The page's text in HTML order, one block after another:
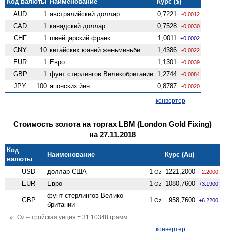
AUD
1 австралийский доллар 0,7221 -0.0012
CAD 1 канадский доллар 0,7528 -0.0030
CHF 1 швейцарский франк 1,0011 +0.0002
CNY 10 китайских юаней женьминьби 1,4386 -0.0022
EUR 1 Евро 1,1301 -0.0039
GBP 1 фунт стерлингов Велико­британии 1,2744 -0.0084
JPY 100 японских йен 0,8787 -0.0020
конвертер
Стоимость золота на торгах LBM (London Gold Fixing)
на 27.11.2018
Код
валюты
Наименование Курс (Au)
USD доллар США 1 Oz 1221,2000 -2.2000
EUR Евро 1 Oz 1080,7600 +3.1900
GBP
фунт стерлингов Велико­
британии
1 Oz 958,7600 +6.2200
Oz – тройская унция = 31.10348 грамм
конвертер